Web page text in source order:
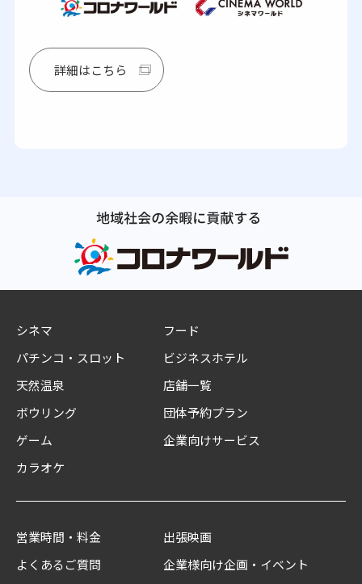
詳細はこちら
シネマ
パチンコ・スロット
天然温泉
ボウリング
ゲーム
カラオケ
フード
ビジネスホテル
店舗一覧
団体予約プラン
企業向けサービス
営業時間・料金
よくあるご質問
出張映画
企業様向け企画・イベント